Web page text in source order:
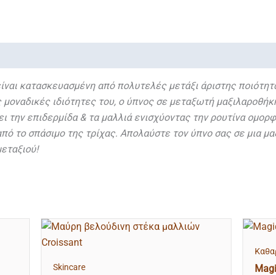
κατασκευασμένη από πολυτελές μετάξι άριστης
μοναδικές ιδιότητες του, ο ύπνος σε μεταξωτή
επιδερμίδα & τα μαλλιά ενισχύοντας την ρουτίνα
το σπάσιμο της τρίχας. Απολαύστε τον ύπνο σας σε μια
Skincare